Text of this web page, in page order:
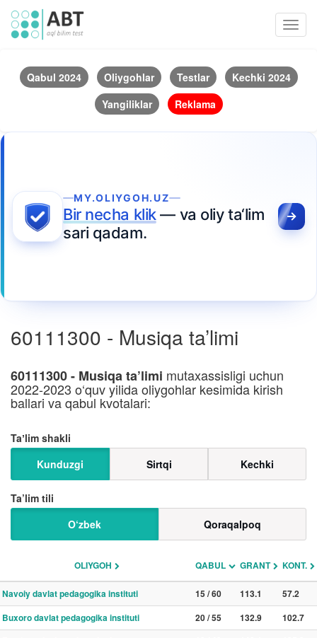
Qabul 2024 Oliygohlar Testlar
Kechki 2024
Yangiliklar
Reklama
MY.OLIYGOH.UZ
Bir necha klik— va oliy ta‘lim
sari qadam.
60111300 - Musiqa ta’limi
60111300 - Musiqa ta’limi mutaxassisligi uchun
2022-2023 o‘quv yilida oliygohlar kesimida kirish
ballari va qabul kvotalari:
Taʼlim shakli
Kunduzgi
Sirtqi Kechki
Ta’lim tili
O‘zbek
Qoraqalpoq
OLIYGOH QABUL GRANT KONT.
Navoiy davlat pedagogika instituti 15 / 60 113.1
57.2
Buxoro davlat pedagogika instituti
20 / 55 132.9
102.7